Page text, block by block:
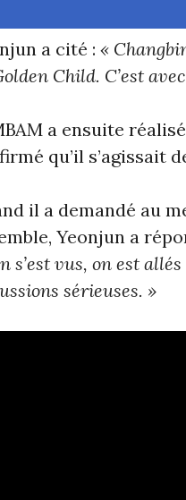
a cité : «
Child. C’est
a ensuite
qu’il s’agissait
il a demandé au
Yeonjun a
s’est vus, on est
sérieuses. »